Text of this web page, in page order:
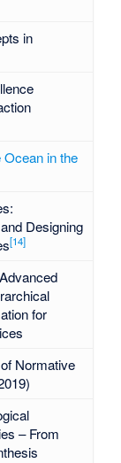
in
in the
Designing
[14]
for
Normative
– From